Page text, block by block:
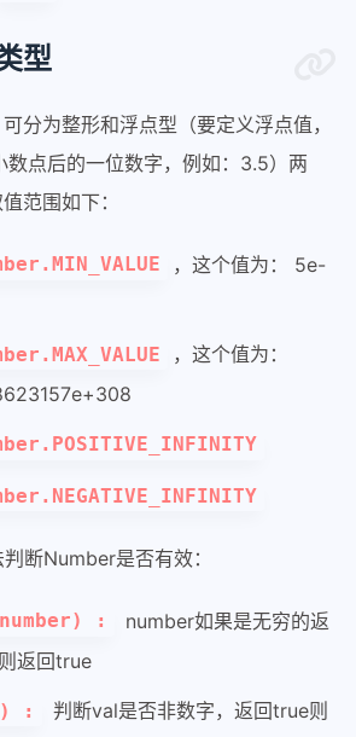
型
分为整形和浮点型（要定义浮点值，
数点后的一位数字，例如：3.5）两
范围如下：
，这个值为： 5e-
，这个值为：
断Number是否有效：
:
number如果是无穷的返
返回true
:
判断val是否非数字，返回true则